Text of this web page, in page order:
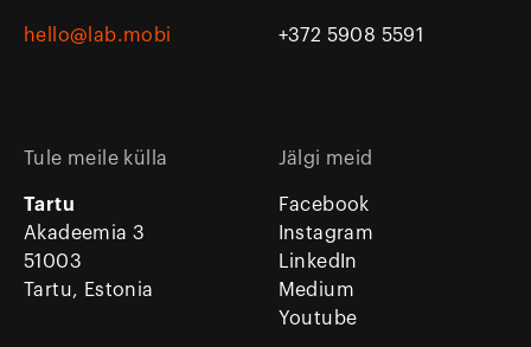
hello@lab.mobi +372 5908 5591
Tule meile külla
Tartu
Akadeemia 3
51003
Tartu, Estonia
Jälgi meid
Facebook
Instagram
LinkedIn
Medium
Youtube